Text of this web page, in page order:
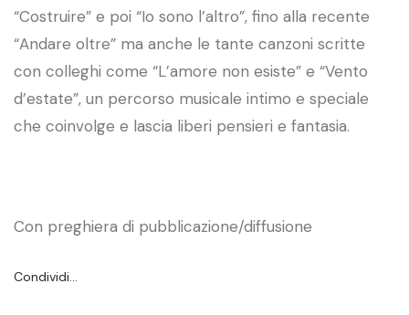
“Costruire” e poi “Io sono l’altro”, fino alla recente
“Andare oltre” ma anche le tante canzoni scritte
con colleghi come “L’amore non esiste” e “Vento
d’estate”, un percorso musicale intimo e speciale
che coinvolge e lascia liberi pensieri e fantasia.
Con preghiera di pubblicazione/diffusione
Condividi…